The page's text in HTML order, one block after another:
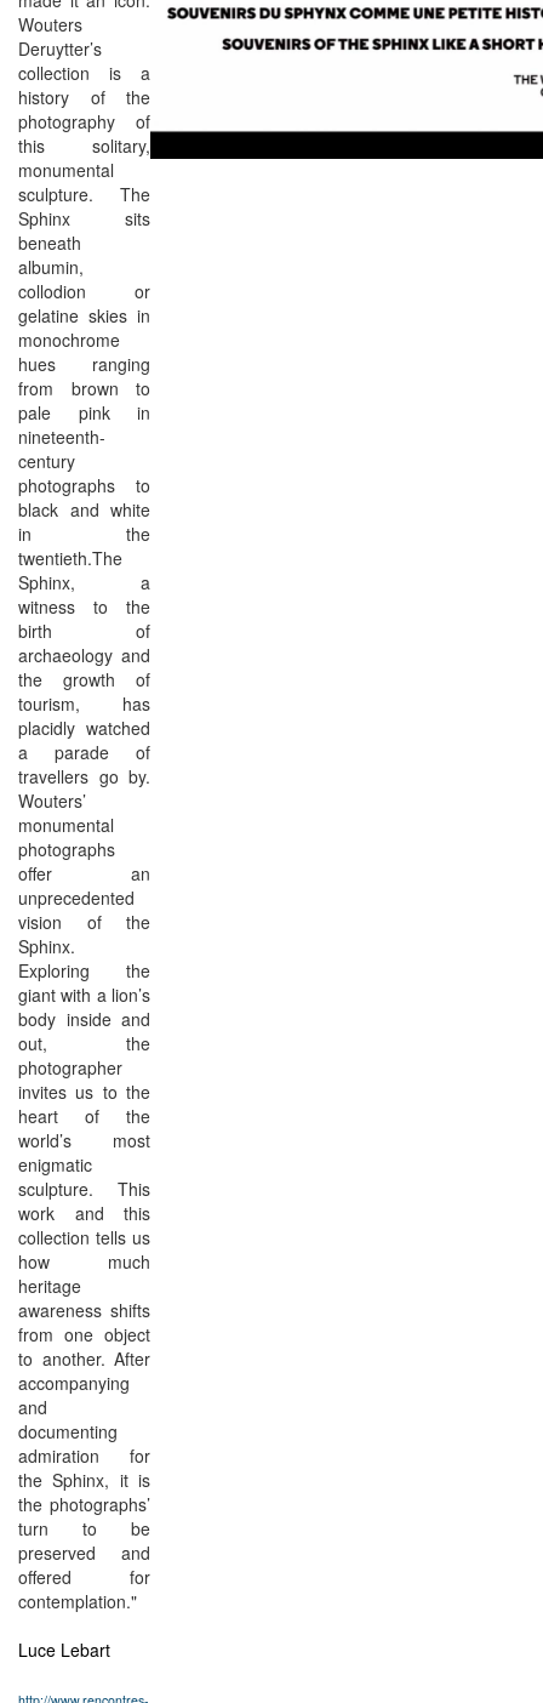
Wouters
Deruytter’s
collection is a
history of the
photography of
this solitary,
monumental
sculpture. The
Sphinx sits
beneath
albumin,
collodion or
gelatine skies in
monochrome
hues ranging
from brown to
pale pink in
nineteenth-
century
photographs to
black and white
in the
twentieth.The
Sphinx, a
witness to the
birth of
archaeology and
the growth of
tourism, has
placidly watched
a parade of
travellers go by.
Wouters’
monumental
photographs
offer an
unprecedented
vision of the
Sphinx.
Exploring the
giant with a lion’s
body inside and
out, the
photographer
invites us to the
heart of the
world’s most
enigmatic
sculpture. This
work and this
collection tells us
how much
heritage
awareness shifts
from one object
to another. After
accompanying
and
documenting
admiration for
the Sphinx, it is
the photographs’
turn to be
preserved and
offered for
contemplation."
Luce Lebart